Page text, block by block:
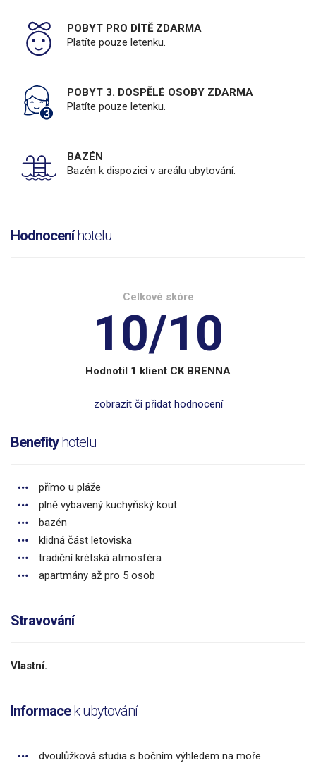
POBYT PRO DÍTĚ ZDARMA
Platíte pouze letenku.
POBYT 3. DOSPĚLÉ OSOBY ZDARMA
Platíte pouze letenku.
BAZÉN
Bazén k dispozici v areálu ubytování.
Hodnoceníhotelu
Celkové skóre
10/10
Hodnotil 1 klient CK BRENNA
zobrazit či přidat hodnocení
Benefityhotelu
přímo u pláže
plně vybavený kuchyňský kout
bazén
klidná část letoviska
tradiční krétská atmosféra
apartmány až pro 5 osob
Stravování
Vlastní.
Informacek ubytování
dvoulůžková studia s bočním výhledem na moře